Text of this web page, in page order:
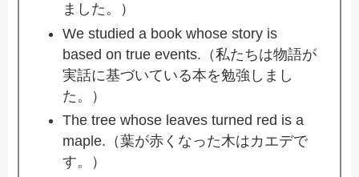
ました。）
We studied a book whose story is
based on true events.（私たちは物語が
実話に基づいている本を勉強しまし
た。）
The tree whose leaves turned red is a
maple.（葉が赤くなった木はカエデで
す。）